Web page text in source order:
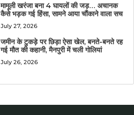
मामूली खरंजा बना 4 घायलों की जड़… अचानक
कैसे भड़क गई हिंसा, सामने आया चौंकाने वाला सच
July 27, 2026
जमीन के टुकड़े पर छिड़ा ऐसा खेल, बनते-बनते रह
गई मौत की कहानी, मैनपुरी में चली गोलियां
July 26, 2026